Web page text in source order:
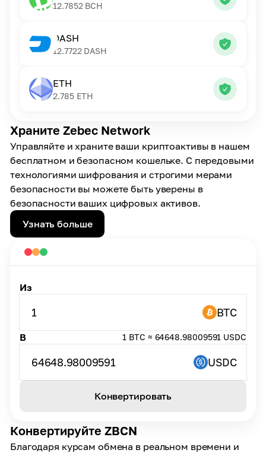
Храните Zebec Network
Управляйте и храните ваши криптоактивы в нашем
бесплатном и безопасном кошельке. С передовыми
технологиями шифрования и строгими мерами
безопасности вы можете быть уверены в
безопасности ваших цифровых активов.
Узнать больше
12.7852 BCH
DASH
12.7722 DASH
ETH
2.785 ETH
Конвертируйте ZBCN
Благодаря курсам обмена в реальном времени и
Из
1 BTC
В 1 BTC ≈ 64648.98009591 USDC
64648.98009591 USDC
Конвертировать